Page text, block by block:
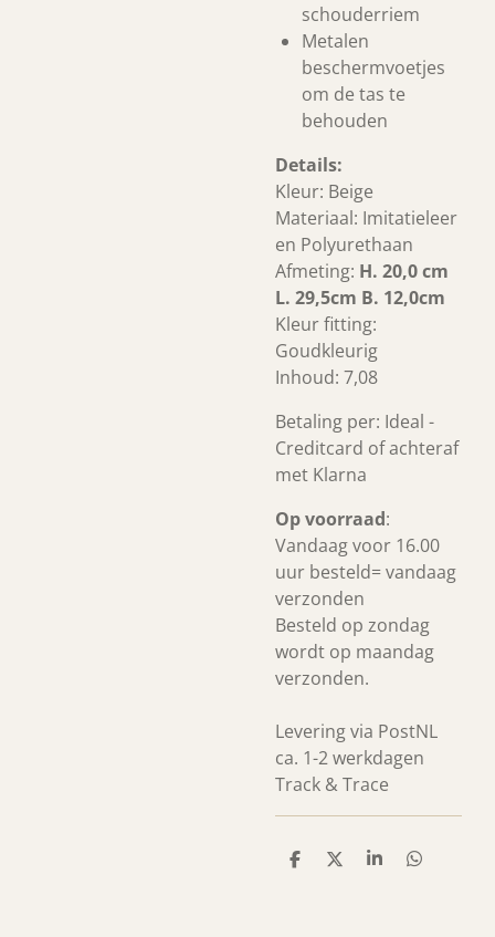
schouderriem
Metalen
beschermvoetjes
om de tas te
behouden
Details:
Kleur: Beige
Materiaal: Imitatieleer
en Polyurethaan
Afmeting: H. 20,0 cm
L. 29,5cm B. 12,0cm
Kleur fitting:
Goudkleurig
Inhoud: 7,08
Betaling per: Ideal -
Creditcard of achteraf
met Klarna
Op voorraad:
Vandaag voor 16.00
uur besteld= vandaag
verzonden
Besteld op zondag
wordt op maandag
verzonden.
Levering via PostNL
ca. 1-2 werkdagen
Track & Trace
D
D
S
D